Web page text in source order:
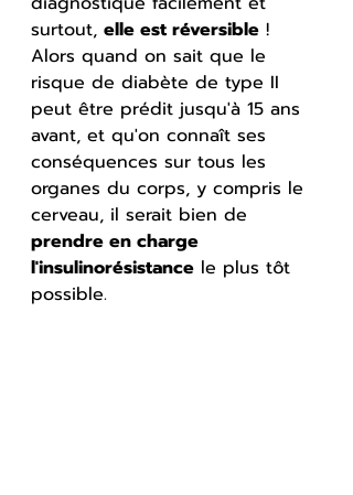
surtout, elle est réversible !
Alors quand on sait que le
risque de diabète de type II
peut être prédit jusqu'à 15 ans
avant, et qu'on connaît ses
conséquences sur tous les
organes du corps, y compris le
cerveau, il serait bien de
prendre en charge
l'insulinorésistance le plus tôt
possible.